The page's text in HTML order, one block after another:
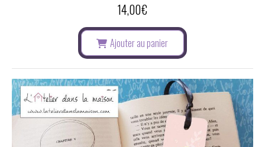
14,00€
Ajouter au panier